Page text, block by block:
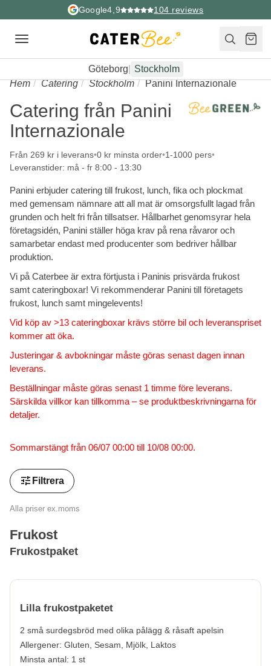
Google4,9 104 reviews
Toggle
Göteborg
Stockholm
Hem
Catering Stockholm Panini Internazionale
Catering från Panini
Internazionale
Från 269 kr i leverans 0 kr minsta order 1-1000 pers
Leveranstider: må - fr 8:00 - 13:30
Panini erbjuder catering till frukost, lunch, fika och plockmat
med gemensam nämnare att all mat är omsorgsfullt lagad från
grunden och helt fri från tillsatser. Hållbarhet genomsyrar hela
företagsidén, Panini ställer höga krav på rena råvaror och
samarbetar endast med producenter som bedriver hållbar
produktion.
Vi på Caterbee är extra förtjusta i Paninis prisvärda frukost
samt cateringboxar! Vi rekommenderar Panini till företagets
frukost, lunch samt mingelevents!
Vid köp av >13 cateringboxar krävs större bil och leveranspriset
kommer att öka.
Justeringar & avbokningar måste göras senast dagen innan
leverans.
Beställningar måste göras senast 1 timme före leverans.
Särskilda villkor kan tillkomma – se produktbeskrivningarna för
detaljer.
Sommarstängt från 06/07 00:00 till 10/08 00:00.
tune Filtrera
Alla priser ex.moms
Frukost
Frukostpaket
Lilla frukostpaketet
2 små surdegsbröd med olika pålägg & råsaft apelsin
Allergener: Gluten, Sesam, Mjölk, Laktos
Minsta antal: 1 st